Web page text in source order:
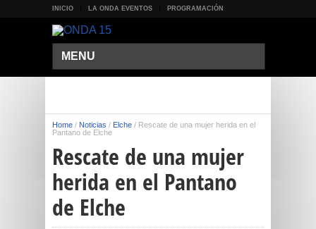
INICIO LA ONDA EVENTOS PROGRAMACIÓN
MENU
Home / Noticias / Elche / Rescate de una mujer herida en el
Pantano de Elche
Rescate de una mujer
herida en el Pantano
de Elche